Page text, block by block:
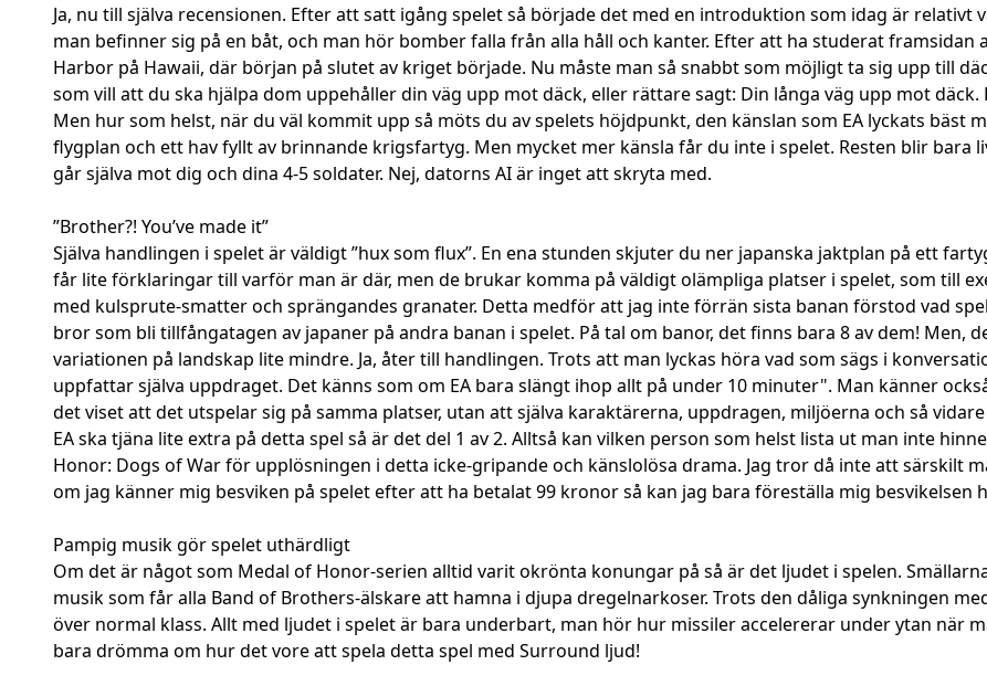
Ja, nu till själva recensionen. Efter att satt igång spelet så började det med en introduktion som idag är relativt
man befinner sig på en båt, och man hör bomber falla från alla håll och kanter. Efter att ha studerat
Harbor på Hawaii, där början på slutet av kriget började. Nu måste man så snabbt som möjligt ta sig upp till
som vill att du ska hjälpa dom uppehåller din väg upp mot däck, eller rättare sagt: Din långa väg upp mot
Men hur som helst, när du väl kommit upp så möts du av spelets höjdpunkt, den känslan som EA lyckats bäst
flygplan och ett hav fyllt av brinnande krigsfartyg. Men mycket mer känsla får du inte i spelet. Resten blir
går själva mot dig och dina 4-5 soldater. Nej, datorns AI är inget att skryta med.
”Brother?! You’ve made it”
Själva handlingen i spelet är väldigt ”hux som flux”. En ena stunden skjuter du ner japanska jaktplan på ett
får lite förklaringar till varför man är där, men de brukar komma på väldigt olämpliga platser i spelet, som till
med kulsprute-smatter och sprängandes granater. Detta medför att jag inte förrän sista banan förstod vad
bror som bli tillfångatagen av japaner på andra banan i spelet. På tal om banor, det finns bara 8 av dem!
variationen på landskap lite mindre. Ja, åter till handlingen. Trots att man lyckas höra vad som sägs i
uppfattar själva uppdraget. Det känns som om EA bara slängt ihop allt på under 10 minuter". Man känner
det viset att det utspelar sig på samma platser, utan att själva karaktärerna, uppdragen, miljöerna och så
EA ska tjäna lite extra på detta spel så är det del 1 av 2. Alltså kan vilken person som helst lista ut man inte
Honor: Dogs of War för upplösningen i detta icke-gripande och känslolösa drama. Jag tror då inte att särskilt
om jag känner mig besviken på spelet efter att ha betalat 99 kronor så kan jag bara föreställa mig besvikelsen
Pampig musik gör spelet uthärdligt
Om det är något som Medal of Honor-serien alltid varit okrönta konungar på så är det ljudet i spelen.
musik som får alla Band of Brothers-älskare att hamna i djupa dregelnarkoser. Trots den dåliga synkningen
över normal klass. Allt med ljudet i spelet är bara underbart, man hör hur missiler accelererar under ytan när
bara drömma om hur det vore att spela detta spel med Surround ljud!